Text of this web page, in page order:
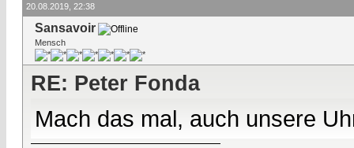
20.08.2019, 22:38
Sansavoir
Mensch
RE: Peter Fonda
Mach das mal, auch unsere